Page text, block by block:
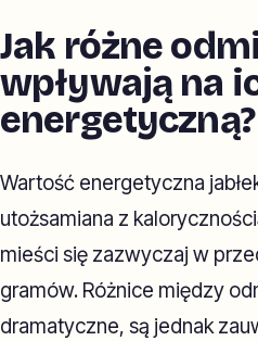
Jak różne
wpływają na
energetyczną?
Wartość energetyczna
utożsamiana z
mieści się zazwyczaj w
gramów. Różnice między
dramatyczne, są jednak